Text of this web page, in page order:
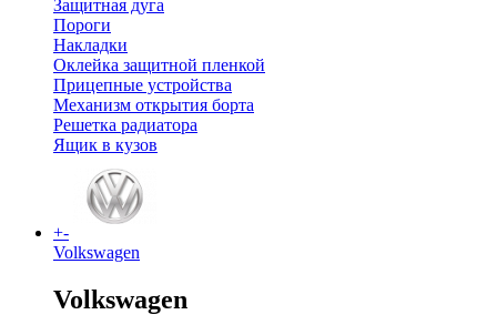
Защитная дуга
Пороги
Накладки
Оклейка защитной пленкой
Прицепные устройства
Механизм открытия борта
Решетка радиатора
Ящик в кузов
+-
Volkswagen
Volkswagen